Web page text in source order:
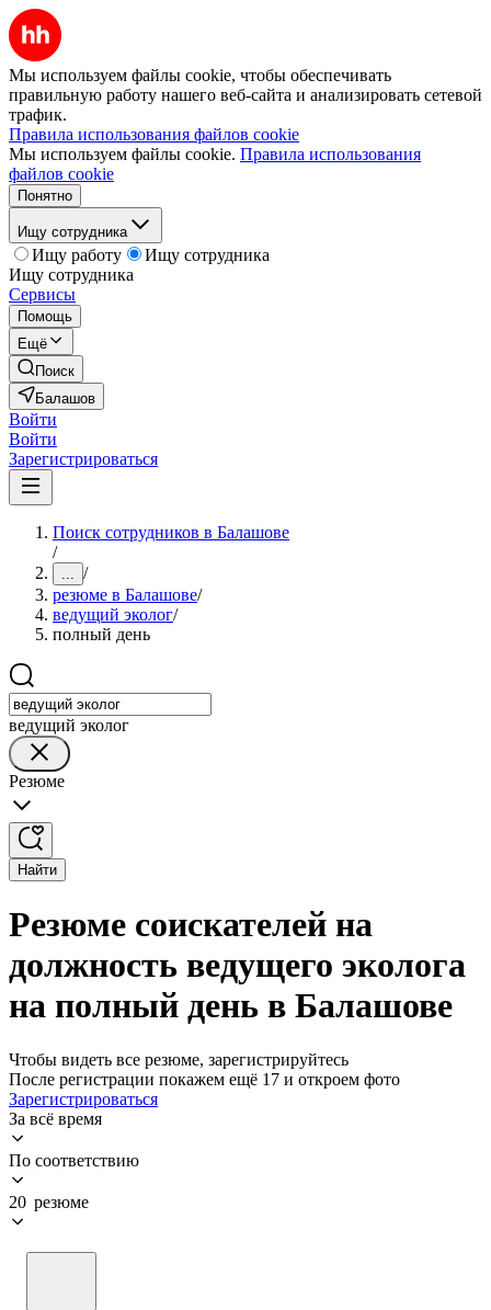
Мы используем файлы cookie, чтобы обеспечивать
правильную работу нашего веб-сайта и анализировать сетевой
трафик.
Правила использования файлов cookie
Мы используем файлы cookie. Правила использования
файлов cookie
Понятно
Ищу сотрудника
Ищу работу
Ищу сотрудника
Ищу сотрудника
Сервисы
Помощь
Ещё
Поиск
Балашов
Войти
Войти
Зарегистрироваться
Поиск сотрудников в Балашове
/
... /
резюме в Балашове/
ведущий эколог/
полный день
ведущий эколог
Резюме
Найти
Резюме соискателей на
должность ведущего эколога
на полный день в Балашове
Чтобы видеть все резюме, зарегистрируйтесь
После регистрации покажем ещё 17 и откроем фото
Зарегистрироваться
За всё время
По соответствию
20 резюме